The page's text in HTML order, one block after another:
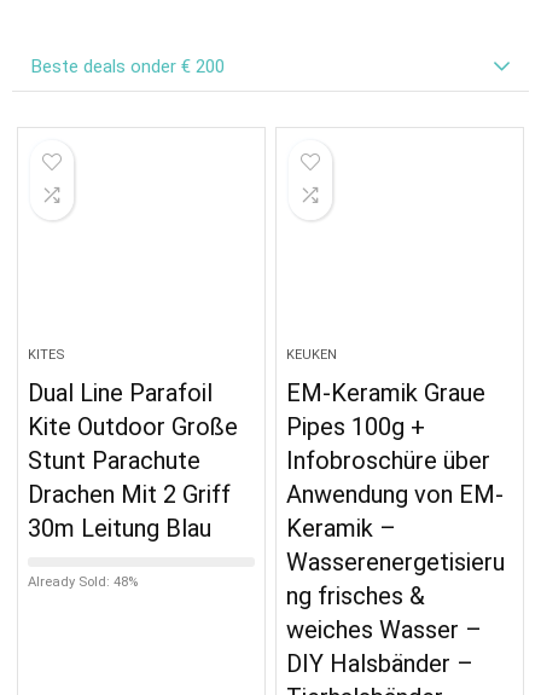
Beste deals onder € 200
KITES
Dual Line Parafoil
Kite Outdoor Große
Stunt Parachute
Drachen Mit 2 Griff
30m Leitung Blau
Already Sold: 48%
KEUKEN
EM-Keramik Graue
Pipes 100g +
Infobroschüre über
Anwendung von EM-
Keramik –
Wasserenergetisieru
ng frisches &
weiches Wasser –
DIY Halsbänder –